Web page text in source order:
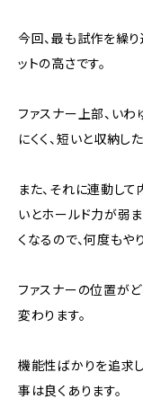
今回、最も試作を繰
ットの高さです。
ファスナー上部、い
にくく、短いと収納し
また、それに連動して
いとホールド力が弱
くなるので、何度もや
ファスナーの位置が
変わります。
機能性ばかりを追求
事は良くあります。